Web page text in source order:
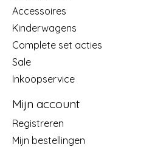
Accessoires
Kinderwagens
Complete set acties
Sale
Inkoopservice
Mijn account
Registreren
Mijn bestellingen